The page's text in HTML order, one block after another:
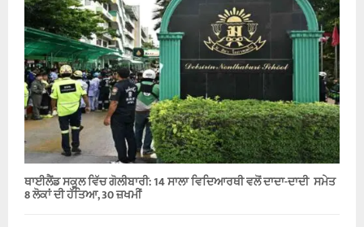
ਥਾਈਲੈਂਡ ਸਕੂਲ ਵਿੱਚ ਗੋਲੀਬਾਰੀ: 14 ਸਾਲਾ ਵਿਦਿਆਰਥੀ ਵਲੋਂ ਦਾਦਾ-ਦਾਦੀ ਸਮੇਤ
8 ਲੋਕਾਂ ਦੀ ਹੱਤਿਆ, 30 ਜ਼ਖਮੀਂ